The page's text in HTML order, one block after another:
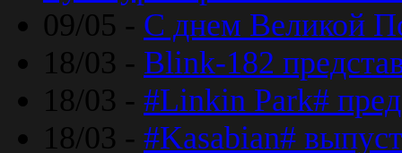
09/05 - С днем Великой
18/03 - Blink-182
18/03 - #Linkin Park#
18/03 - #Kasabian#